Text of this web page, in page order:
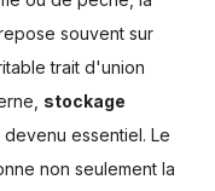
souvent sur
trait d'union
stockage
essentiel. Le
non seulement la